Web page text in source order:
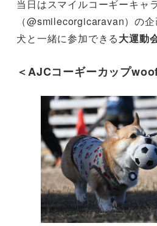
当日はスマイルコーギーキャ
（@smilecorgicaravan）の
犬と一緒に参加できる大運動
＜AJCコーギーカップ